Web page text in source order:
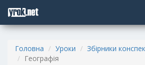
Головна Уроки
Збірники
Географія